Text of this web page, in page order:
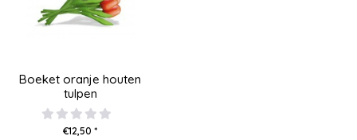
Boeket oranje houten
tulpen
€12,50 *